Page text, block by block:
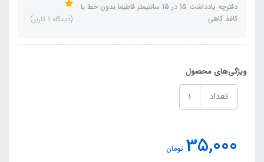
دفترچه یادداشت 15 در 15 سانتیمتر فاطیما بدون خط با
کاغذ کاهی
(دیدگاه 1 کاربر)
ویژگی‌های محصول
تعداد
35,000 تومان